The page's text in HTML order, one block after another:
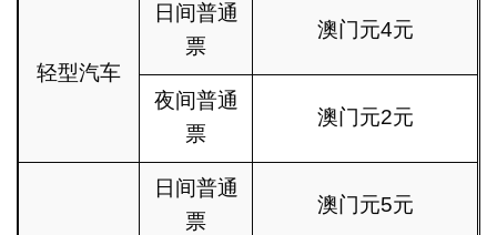
轻型汽车
日间普通
票
澳门元4元
夜间普通
票
澳门元2元
日间普通
票
澳门元5元